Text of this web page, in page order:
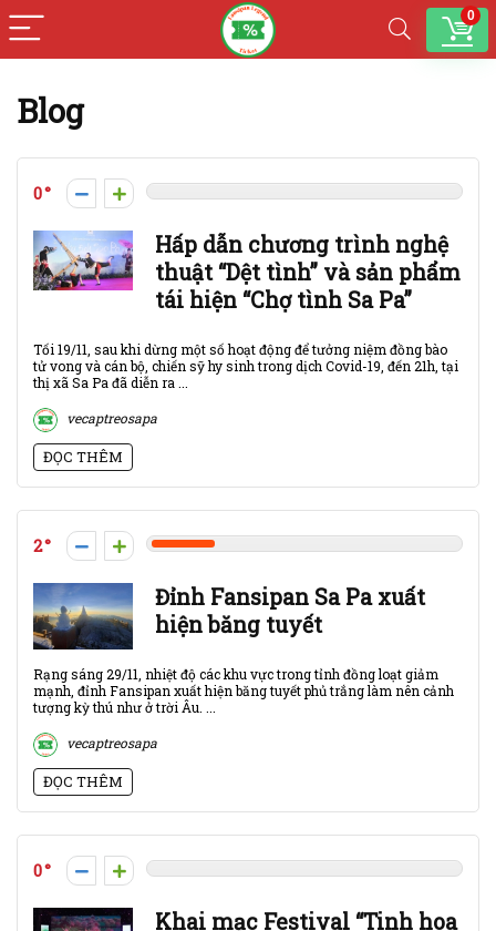
0
Blog
0
Hấp dẫn chương trình nghệ
thuật “Dệt tình” và sản phẩm
tái hiện “Chợ tình Sa Pa”
Tối 19/11, sau khi dừng một số hoạt động để tưởng niệm đồng bào
tử vong và cán bộ, chiến sỹ hy sinh trong dịch Covid-19, đến 21h, tại
thị xã Sa Pa đã diễn ra ...
vecaptreosapa
ĐỌC THÊM
2
Đỉnh Fansipan Sa Pa xuất
hiện băng tuyết
Rạng sáng 29/11, nhiệt độ các khu vực trong tỉnh đồng loạt giảm
mạnh, đỉnh Fansipan xuất hiện băng tuyết phủ trắng làm nên cảnh
tượng kỳ thú như ở trời Âu. ...
vecaptreosapa
ĐỌC THÊM
0
Khai mạc Festival “Tinh hoa